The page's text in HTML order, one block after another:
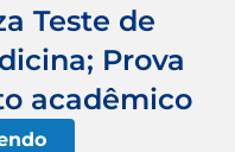
Teste de
Prova
acadêmico